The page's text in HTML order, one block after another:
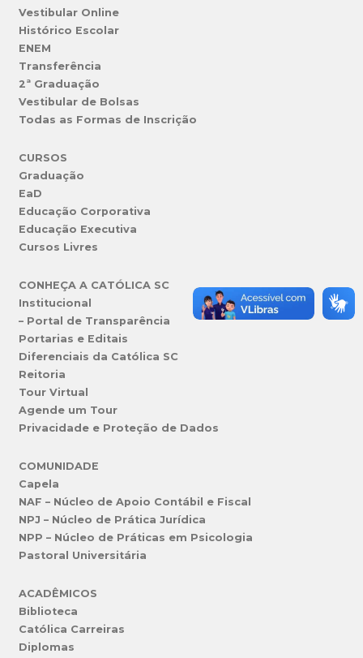
Vestibular Online
Histórico Escolar
ENEM
Transferência
2ª Graduação
Vestibular de Bolsas
Todas as Formas de Inscrição
CURSOS
Graduação
EaD
Educação Corporativa
Educação Executiva
Cursos Livres
CONHEÇA A CATÓLICA SC
Institucional
– Portal de Transparência
Portarias e Editais
Diferenciais da Católica SC
Reitoria
Tour Virtual
Agende um Tour
Privacidade e Proteção de Dados
COMUNIDADE
Capela
NAF – Núcleo de Apoio Contábil e Fiscal
NPJ – Núcleo de Prática Jurídica
NPP – Núcleo de Práticas em Psicologia
Pastoral Universitária
ACADÊMICOS
Biblioteca
Católica Carreiras
Diplomas